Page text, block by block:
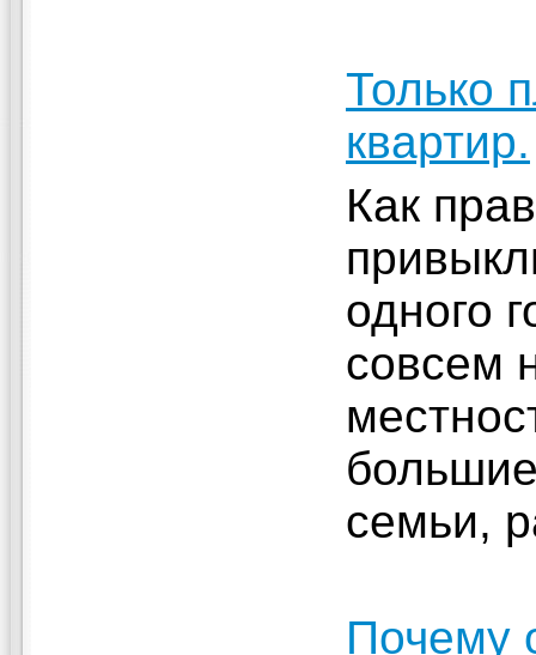
Только
квартир.
Как
одного
совсем
семьи,
Почему